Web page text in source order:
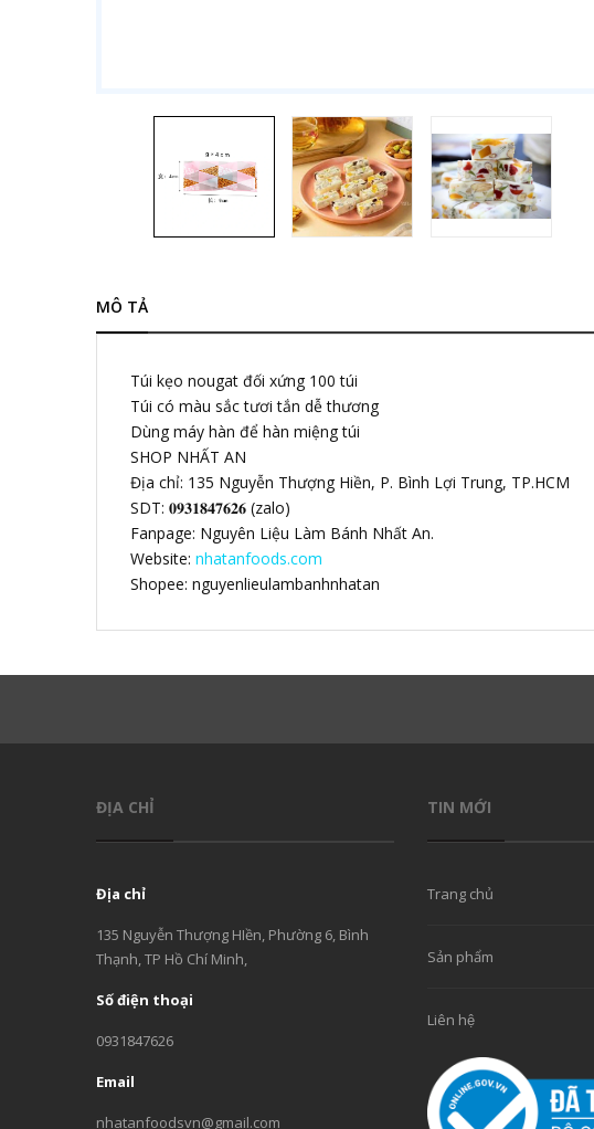
MÔ TẢ
Túi kẹo nougat đối xứng 100 túi
Túi có màu sắc tươi tắn dễ thương
Dùng máy hàn để hàn miệng túi
SHOP NHẤT AN
Địa chỉ: 135 Nguyễn Thượng Hiền, P. Bình Lợi Trung, TP.HCM
SDT: 𝟎𝟗𝟑𝟏𝟖𝟒𝟕𝟔𝟐𝟔 (zalo)
Fanpage: Nguyên Liệu Làm Bánh Nhất An.
Website: nhatanfoods.com
Shopee: nguyenlieulambanhnhatan
ĐỊA CHỈ
Địa chỉ
135 Nguyễn Thượng HIền, Phường 6, Bình
Thạnh, TP Hồ Chí Minh,
Số điện thoại
0931847626
Email
nhatanfoodsvn@gmail.com
TIN MỚI
Trang chủ
Sản phẩm
Liên hệ